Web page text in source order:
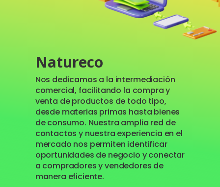
Natureco
Nos dedicamos a la intermediación
comercial, facilitando la compra y
venta de productos de todo tipo,
desde materias primas hasta bienes
de consumo. Nuestra amplia red de
contactos y nuestra experiencia en el
mercado nos permiten identificar
oportunidades de negocio y conectar
a compradores y vendedores de
manera eficiente.